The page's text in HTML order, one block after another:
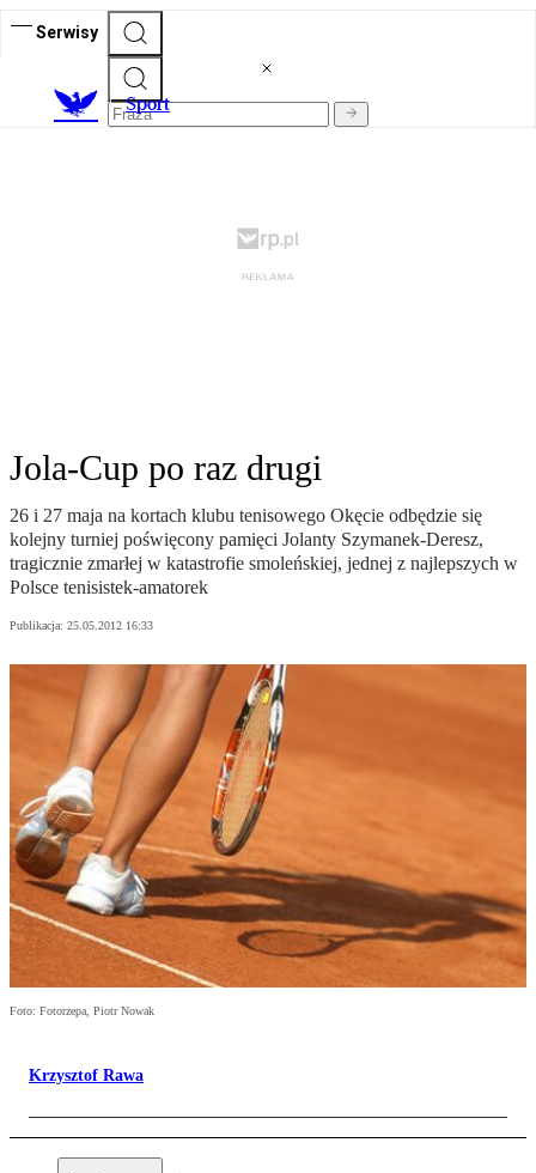
Serwisy
Sport
Jola-Cup po raz drugi
26 i 27 maja na kortach klubu tenisowego Okęcie odbędzie się
kolejny turniej poświęcony pamięci Jolanty Szymanek-Deresz,
tragicznie zmarłej w katastrofie smoleńskiej, jednej z najlepszych w
Polsce tenisistek-amatorek
Publikacja: 25.05.2012 16:33
Foto: Fotorzepa, Piotr Nowak
Krzysztof Rawa